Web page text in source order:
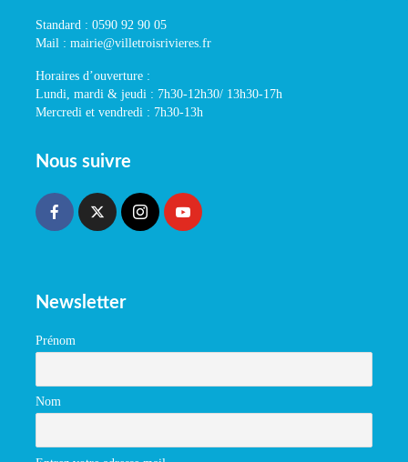
Standard : 0590 92 90 05
Mail : mairie@villetroisrivieres.fr
Horaires d’ouverture :
Lundi, mardi & jeudi : 7h30-12h30/ 13h30-17h
Mercredi et vendredi : 7h30-13h
Nous suivre
Newsletter
Prénom
Nom